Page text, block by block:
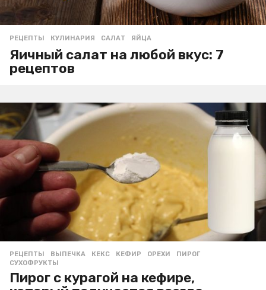
РЕЦЕПТЫ КУЛИНАРИЯ ,САЛАТ ,ЯЙЦА
Яичный салат на любой вкус: 7
рецептов
РЕЦЕПТЫ ВЫПЕЧКА ,КЕКС ,КЕФИР ,ОРЕХИ ,ПИРОГ
СУХОФРУКТЫ
Пирог с курагой на кефире,